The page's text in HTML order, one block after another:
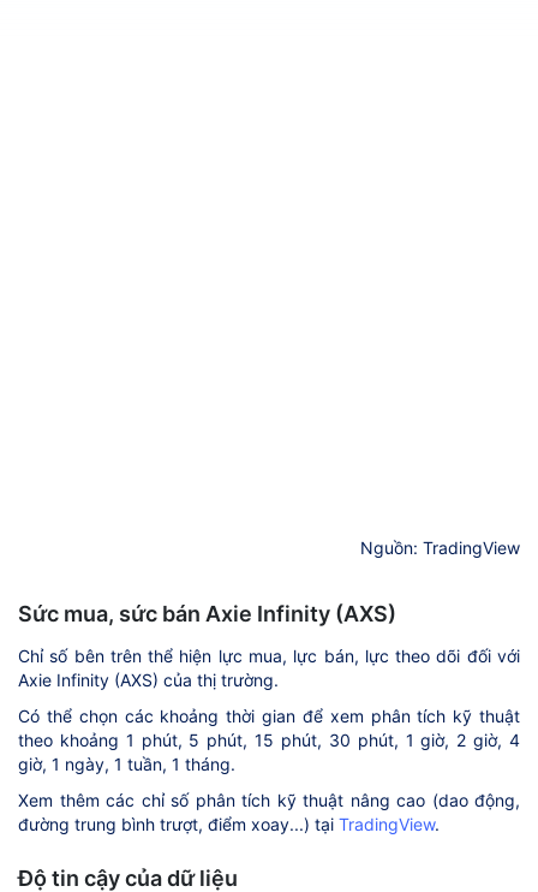
Nguồn: TradingView
Sức mua, sức bán Axie Infinity (AXS)
Chỉ số bên trên thể hiện lực mua, lực bán, lực theo dõi đối với
Axie Infinity (AXS) của thị trường.
Có thể chọn các khoảng thời gian để xem phân tích kỹ thuật
theo khoảng 1 phút, 5 phút, 15 phút, 30 phút, 1 giờ, 2 giờ, 4
giờ, 1 ngày, 1 tuần, 1 tháng.
Xem thêm các chỉ số phân tích kỹ thuật nâng cao (dao động,
đường trung bình trượt, điểm xoay...) tại TradingView.
Độ tin cậy của dữ liệu